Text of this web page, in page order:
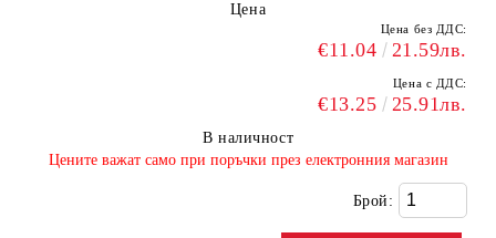
Цена
Цена без ДДС:
€11.04 21.59лв.
Цена с ДДС:
€13.25 25.91лв.
В наличност
​Цените важат само при поръчки през електронния магазин
Брой: